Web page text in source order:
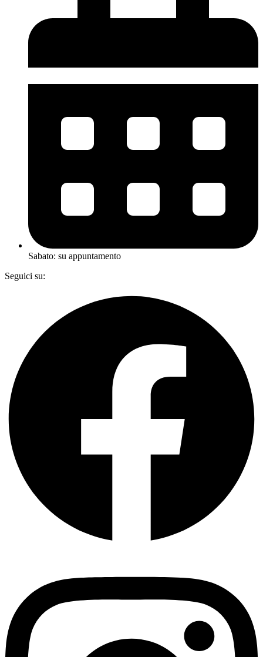
Sabato: su appuntamento
Seguici su: